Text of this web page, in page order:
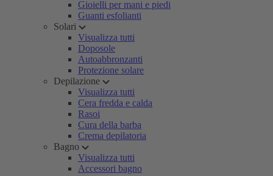
Gioielli per mani e piedi
Guanti esfolianti
Solari
Visualizza tutti
Doposole
Autoabbronzanti
Protezione solare
Depilazione
Visualizza tutti
Cera fredda e calda
Rasoi
Cura della barba
Crema depilatoria
Bagno
Visualizza tutti
Accessori bagno